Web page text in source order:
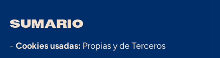
SUMARIO
- Cookies usadas: Propias y de Terceros